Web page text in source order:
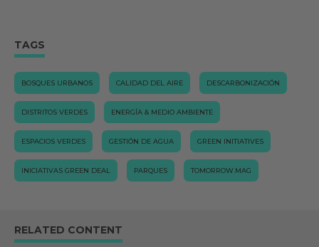
TAGS
BOSQUES URBANOS CALIDAD DEL AIRE DESCARBONIZACIÓN
DISTRITOS VERDES ENERGÍA & MEDIO AMBIENTE
ESPACIOS VERDES GESTIÓN DE AGUA GREEN INITIATIVES
INICIATIVAS GREEN DEAL PARQUES TOMORROW.MAG
RELATED CONTENT